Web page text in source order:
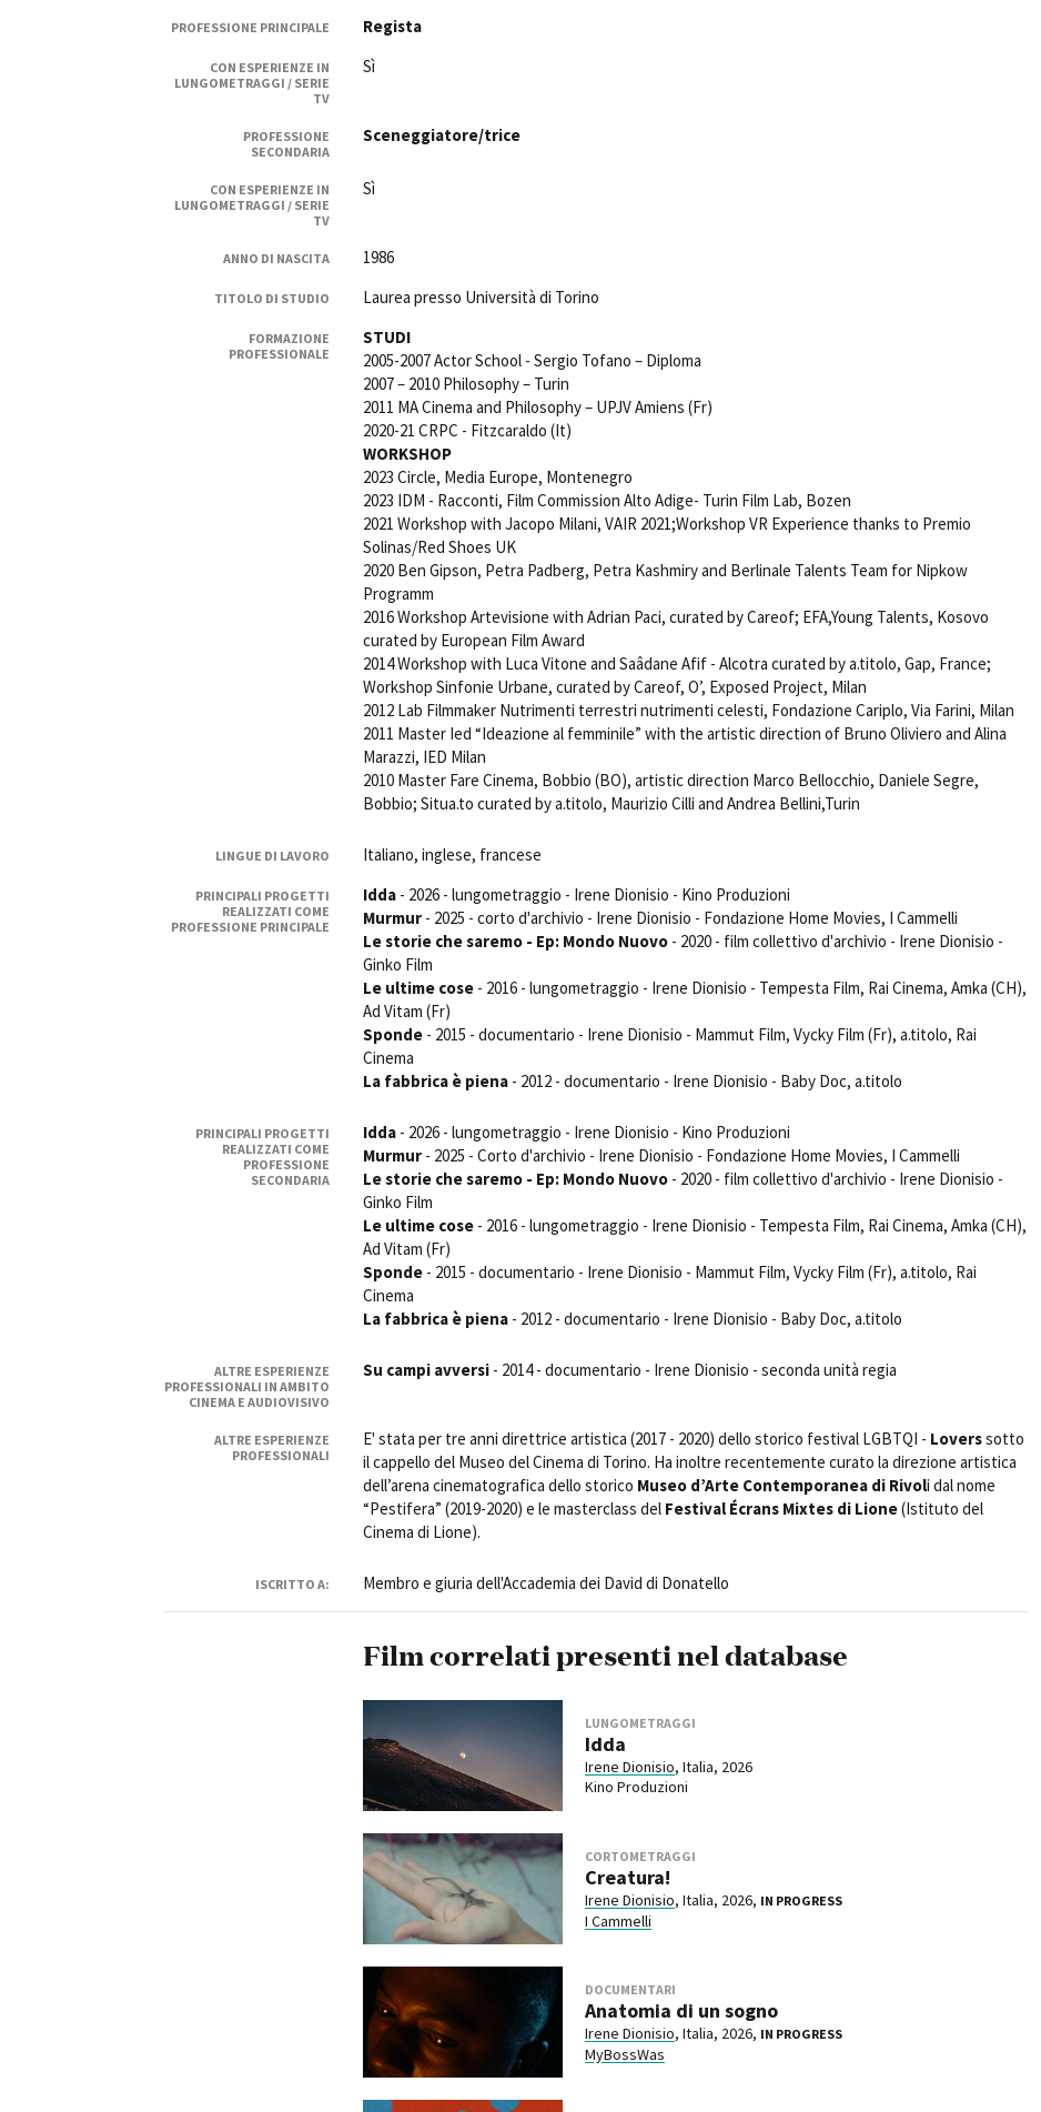
Rete regionale
Amministrazione trasparente
Bandi e gare
Sostenibilità ambientale
SERVIZI
Servizi generali
Spazi nella sede FCTP
Sala Casting
FILM FUNDS
Piemonte Film Tv Fund
Piemonte Film Tv Development Fund
Piemonte Doc Film Fund
Short Film Fund
TFI Torino Film Industry - Production
Avenue Cove - Erasmus +
Torino di Paolo Sorrentino
Open Day
Amministrazione trasparente Bandi e gare Contatti Privacy Cookie policy Whistleblowing
PROFESSIONE PRINCIPALE Regista
CON ESPERIENZE IN
LUNGOMETRAGGI / SERIE
TV
Sì
PROFESSIONE
SECONDARIA
Sceneggiatore/trice
CON ESPERIENZE IN
LUNGOMETRAGGI / SERIE
TV
Sì
ANNO DI NASCITA 1986
TITOLO DI STUDIO Laurea presso Università di Torino
FORMAZIONE
PROFESSIONALE
STUDI
2005-2007 ​Actor School - Sergio Tofano – Diploma
2007 – 2010 ​Philosophy – Turin
2011 ​MA Cinema and Philosophy – UPJV Amiens (Fr)
2020-21 CRPC - Fitzcaraldo (It)
WORKSHOP
2023 Circle, Media Europe, Montenegro
2023 IDM - Racconti, Film Commission Alto Adige- Turin Film Lab, Bozen
2021 Workshop with Jacopo Milani, VAIR 2021;Workshop VR Experience thanks to Premio
Solinas/Red Shoes UK
2020 Ben Gipson, Petra Padberg, Petra Kashmiry and Berlinale Talents Team for Nipkow
Programm
​2016 ​Workshop Artevisione with Adrian Paci, curated by Careof; EFA,Young Talents, Kosovo
curated by European Film Award
2014 ​Workshop with Luca Vitone and Saâdane Afif - Alcotra curated by a.titolo, Gap, France;
Workshop Sinfonie Urbane, curated by Careof, O’, Exposed Project, Milan
2012 ​Lab Filmmaker Nutrimenti terrestri nutrimenti celesti, Fondazione Cariplo, Via Farini, Milan
2011 ​Master Ied “Ideazione al femminile” with the artistic direction of Bruno Oliviero and Alina
Marazzi, IED Milan
2010 ​Master Fare Cinema, Bobbio (BO), artistic direction Marco Bellocchio, Daniele Segre,
Bobbio; Situa.to curated by a.titolo, Maurizio Cilli and Andrea Bellini,Turin
LINGUE DI LAVORO Italiano, inglese, francese
PRINCIPALI PROGETTI
REALIZZATI COME
PROFESSIONE PRINCIPALE
Idda- 2026 - lungometraggio - Irene Dionisio - Kino Produzioni
Murmur- 2025 - corto d'archivio - Irene Dionisio - Fondazione Home Movies, I Cammelli
Le storie che saremo - Ep: Mondo Nuovo- 2020 - film collettivo d'archivio - Irene Dionisio -
Ginko Film
Le ultime cose- 2016 - lungometraggio - Irene Dionisio - Tempesta Film, Rai Cinema, Amka (CH),
Ad Vitam (Fr)
Sponde- 2015 - documentario - Irene Dionisio - Mammut Film, Vycky Film (Fr), a.titolo, Rai
Cinema
La fabbrica è piena- 2012 - documentario - Irene Dionisio - Baby Doc, a.titolo
PRINCIPALI PROGETTI
REALIZZATI COME
PROFESSIONE
SECONDARIA
Idda- 2026 - lungometraggio - Irene Dionisio - Kino Produzioni
Murmur- 2025 - Corto d'archivio - Irene Dionisio - Fondazione Home Movies, I Cammelli
Le storie che saremo - Ep: Mondo Nuovo- 2020 - film collettivo d'archivio - Irene Dionisio -
Ginko Film
Le ultime cose- 2016 - lungometraggio - Irene Dionisio - Tempesta Film, Rai Cinema, Amka (CH),
Ad Vitam (Fr)
Sponde- 2015 - documentario - Irene Dionisio - Mammut Film, Vycky Film (Fr), a.titolo, Rai
Cinema
La fabbrica è piena- 2012 - documentario - Irene Dionisio - Baby Doc, a.titolo
ALTRE ESPERIENZE
PROFESSIONALI IN AMBITO
CINEMA E AUDIOVISIVO
Su campi avversi- 2014 - documentario - Irene Dionisio - seconda unità regia
ALTRE ESPERIENZE
PROFESSIONALI
E' stata per tre anni direttrice artistica (2017 - 2020) dello storico festival LGBTQI - Loverssotto
il cappello del Museo del Cinema di Torino. Ha inoltre recentemente curato la direzione artistica
dell’arena cinematografica dello storico Museo d’Arte Contemporanea di Rivoli dal nome
“Pestifera” (2019-2020) e le masterclass del Festival Écrans Mixtes di Lione(Istituto del
Cinema di Lione).
ISCRITTO A: Membro e giuria dell'Accademia dei David di Donatello
Film correlati presenti nel database
LUNGOMETRAGGI
Idda
Irene Dionisio, Italia, 2026
Kino Produzioni
CORTOMETRAGGI
Creatura!
Irene Dionisio, Italia, 2026, IN PROGRESS
I Cammelli
DOCUMENTARI
Anatomia di un sogno
Irene Dionisio, Italia, 2026, IN PROGRESS
MyBossWas